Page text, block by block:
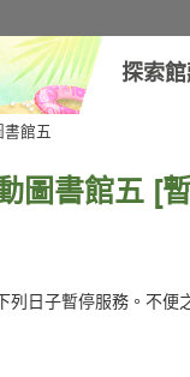
探索
館五
圖書館五 [
列日子暫停服務。不便